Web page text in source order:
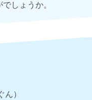
しょうか。
）